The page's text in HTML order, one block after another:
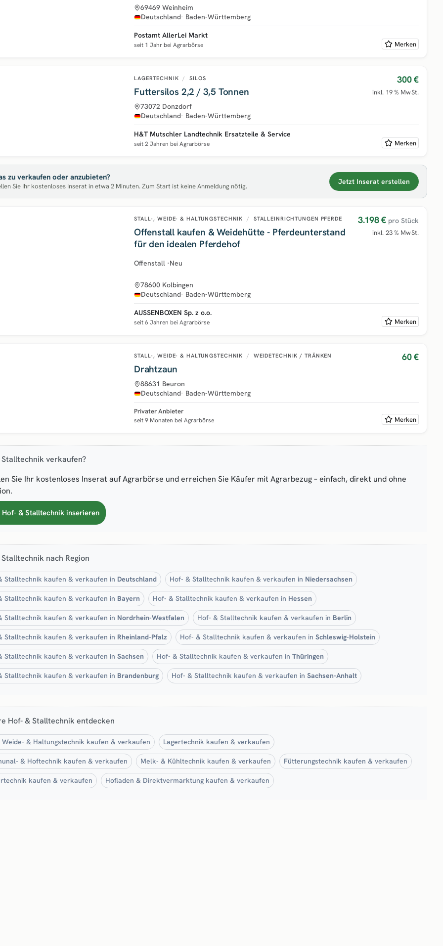
69469 Weinheim
Deutschland Baden-Württemberg
Postamt AllerLei Markt
seit 1 Jahr bei Agrarbörse Merken
LAGERTECHNIK / SILOS
Futtersilos 2,2 / 3,5 Tonnen
300 €
inkl. 19 % MwSt.
73072 Donzdorf
Deutschland Baden-Württemberg
H&T Mutschler Landtechnik Ersatzteile & Service
seit 2 Jahren bei Agrarbörse Merken
zu verkaufen oder anzubieten?
Sie Ihr kostenloses Inserat in etwa 2 Minuten. Zum Start ist keine Anmeldung nötig.
Jetzt Inserat erstellen
STALL-, WEIDE- & HALTUNGSTECHNIK / STALLEINRICHTUNGEN PFERDE
Offenstall kaufen & Weidehütte - Pferdeunterstand
für den idealen Pferdehof
3.198 € pro Stück
inkl. 23 % MwSt.
Offenstall ·Neu
78600 Kolbingen
Deutschland Baden-Württemberg
AUSSENBOXEN Sp. z o.o.
seit 6 Jahren bei Agrarbörse Merken
STALL-, WEIDE- & HALTUNGSTECHNIK / WEIDETECHNIK / TRÄNKEN
Drahtzaun
60 €
88631 Beuron
Deutschland Baden-Württemberg
Privater Anbieter
seit 9 Monaten bei Agrarbörse Merken
Stalltechnik verkaufen?
Sie Ihr kostenloses Inserat auf Agrarbörse und erreichen Sie Käufer mit Agrarbezug – einfach, direkt und ohne
& Stalltechnik inserieren
nach Region
Stalltechnik kaufen & verkaufen in Deutschland Hof- & Stalltechnik kaufen & verkaufen in Niedersachsen
Stalltechnik kaufen & verkaufen in Bayern Hof- & Stalltechnik kaufen & verkaufen in Hessen
Stalltechnik kaufen & verkaufen in Nordrhein-Westfalen Hof- & Stalltechnik kaufen & verkaufen in Berlin
Stalltechnik kaufen & verkaufen in Rheinland-Pfalz Hof- & Stalltechnik kaufen & verkaufen in Schleswig-Holstein
Stalltechnik kaufen & verkaufen in Sachsen Hof- & Stalltechnik kaufen & verkaufen in Thüringen
Stalltechnik kaufen & verkaufen in Brandenburg Hof- & Stalltechnik kaufen & verkaufen in Sachsen-Anhalt
Hof- & Stalltechnik entdecken
Weide- & Haltungstechnik kaufen & verkaufen Lagertechnik kaufen & verkaufen
& Hoftechnik kaufen & verkaufen Melk- & Kühltechnik kaufen & verkaufen Fütterungstechnik kaufen & verkaufen
kaufen & verkaufen Hofladen & Direktvermarktung kaufen & verkaufen